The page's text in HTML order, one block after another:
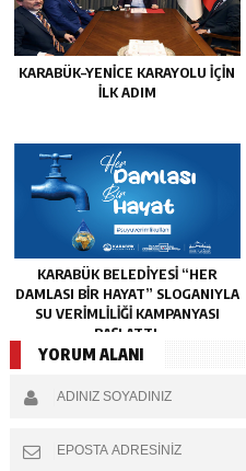
KARABÜK–YENİCE KARAYOLU İÇİN
İLK ADIM
KARABÜK BELEDİYESİ “HER
DAMLASI BİR HAYAT” SLOGANIYLA
SU VERİMLİLİĞİ KAMPANYASI
BAŞLATTI.
YORUM ALANI